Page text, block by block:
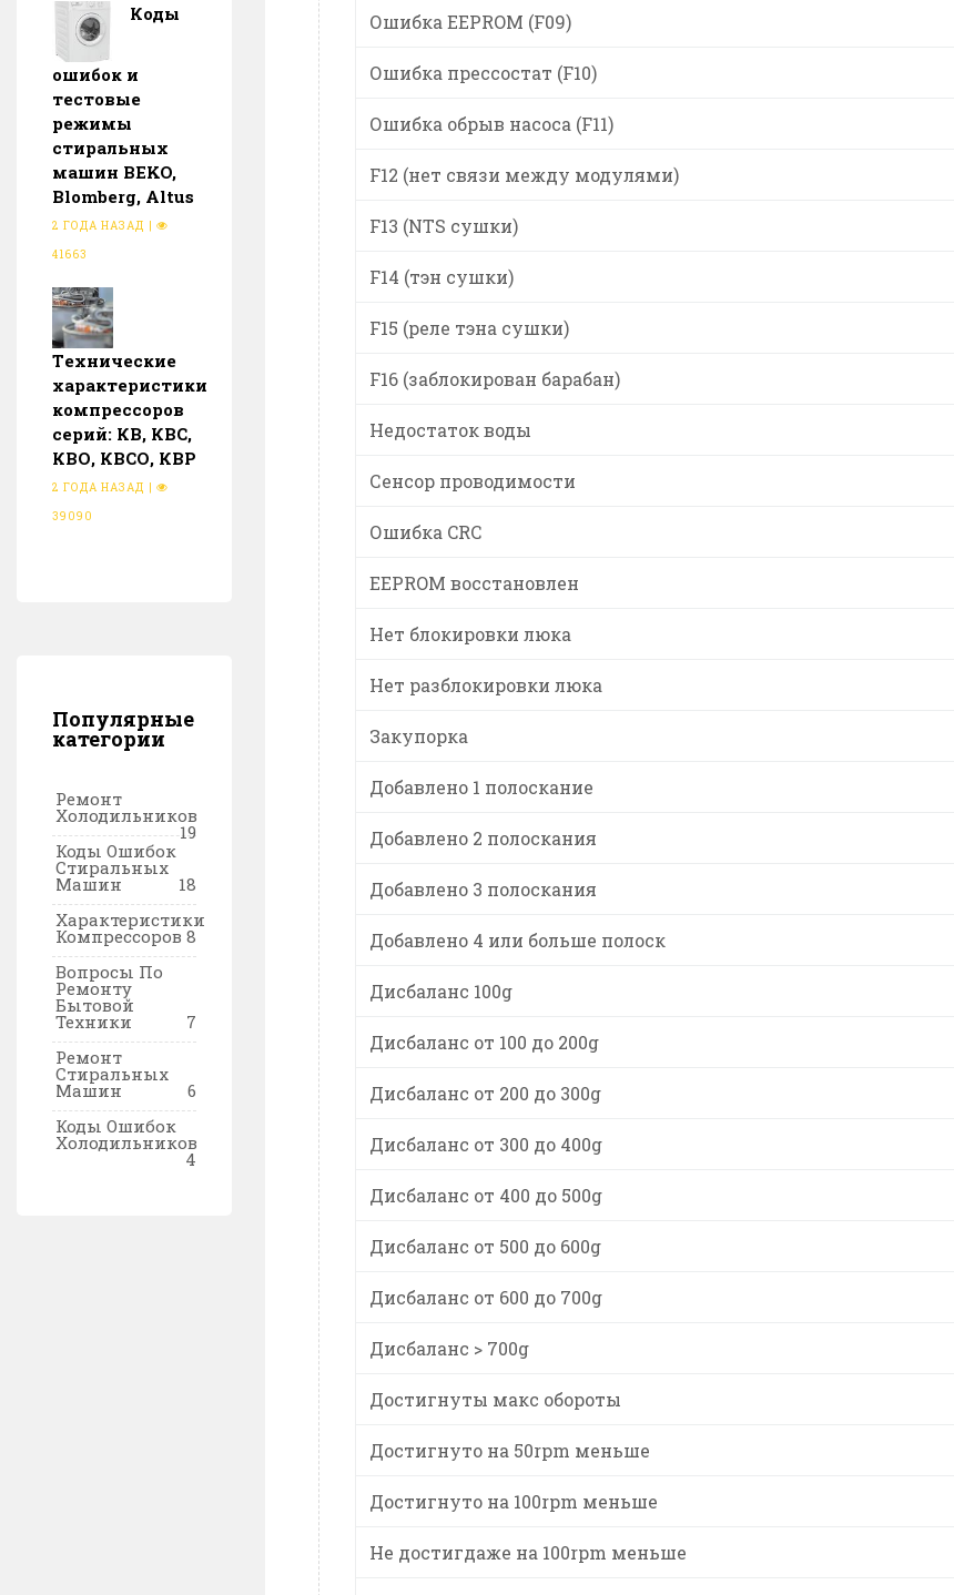
Коды
ошибок и
тестовые
режимы
стиральных
машин BEKO,
Blomberg, Altus
2 ГОДА НАЗАД |
41663
Тeхнические
характеристики
компрессоров
серий: КВ, КВС,
КВО, КВСО, КВР
2 ГОДА НАЗАД |
39090
Популярные
категории
Ремонт
Холодильников
19
Коды Ошибок
Стиральных
Машин
18
Характеристики
Компрессоров 8
Вопросы По
Ремонту
Бытовой
Техники
7
Ремонт
Стиральных
Машин
6
Коды Ошибок
Холодильников
4
Ошибка EEPROM (F09)
Ошибка прессостат (F10)
Ошибка обрыв насоса (F11)
F12 (нет связи между модулями)
F13 (NTS сушки)
F14 (тэн сушки)
F15 (реле тэна сушки)
F16 (заблокирован барабан)
Недостаток воды
Сенсор проводимости
Ошибка CRC
EEPROM восстановлен
Нет блокировки люка
Нет разблокировки люка
Закупорка
Добавлено 1 полоскание
Добавлено 2 полоскания
Добавлено 3 полоскания
Добавлено 4 или больше полоск
Дисбаланс 100g
Дисбаланс от 100 до 200g
Дисбаланс от 200 до 300g
Дисбаланс от 300 до 400g
Дисбаланс от 400 до 500g
Дисбаланс от 500 до 600g
Дисбаланс от 600 до 700g
Дисбаланс > 700g
Достигнуты макс обороты
Достигнуто на 50rpm меньше
Достигнуто на 100rpm меньше
Не достигдаже на 100rpm меньше